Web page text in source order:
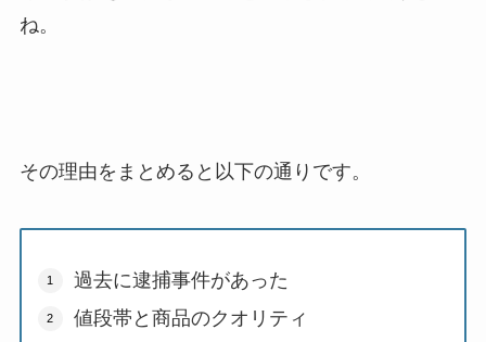
ね。
その理由をまとめると以下の通りです。
過去に逮捕事件があった
値段帯と商品のクオリティ